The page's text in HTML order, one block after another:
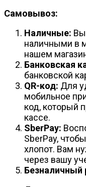
Самовывоз:
Наличные: Вы
наличными в
нашем
Банковская
банковской
QR-код: Для
мобильное
код, который
кассе.
SberPay:
SberPay,
хлопот. Вам
через вашу
Безналичный